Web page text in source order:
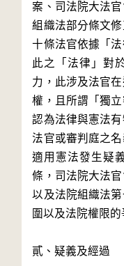
案、司法院大法
組織法部分條文
十條法官依據「
此之「法律」對
力，此涉及法官
權，且所謂「獨
認為法律與憲法
法官或審判庭之
適用憲法發生疑
條，司法院大法
以及法院組織法
圍以及法院權限
貳、疑義及經過